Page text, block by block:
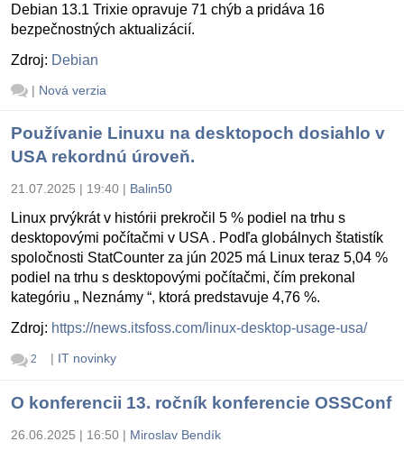
Debian 13.1 Trixie opravuje 71 chýb a pridáva 16
bezpečnostných aktualizácií.
Zdroj: Debian
| Nová verzia
Používanie Linuxu na desktopoch dosiahlo v
USA rekordnú úroveň.
21.07.2025 | 19:40 | Balin50
Linux prvýkrát v histórii prekročil 5 % podiel na trhu s
desktopovými počítačmi v USA . Podľa globálnych štatistík
spoločnosti StatCounter za jún 2025 má Linux teraz 5,04 %
podiel na trhu s desktopovými počítačmi, čím prekonal
kategóriu „ Neznámy “, ktorá predstavuje 4,76 %.
Zdroj: https://news.itsfoss.com/linux-desktop-usage-usa/
2 | IT novinky
O konferencii 13. ročník konferencie OSSConf
26.06.2025 | 16:50 | Miroslav Bendík